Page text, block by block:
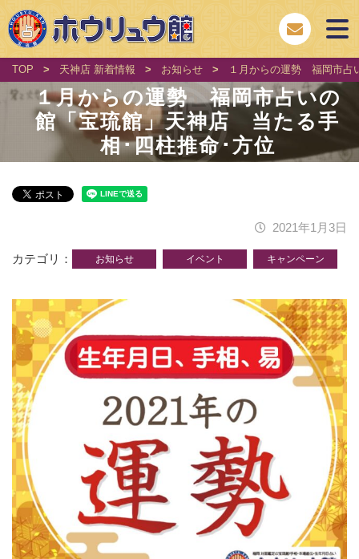
TOP > 天神店 新着情報 > お知らせ > １月からの運勢 福岡市占
１月からの運勢 福岡市占いの
館「宝琉館」天神店 当たる手
相･四柱推命･方位
2021年1月3日
カテゴリ お知らせ イベント キャンペーン